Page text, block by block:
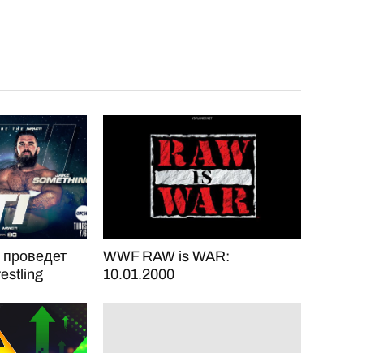
WWF RAW is WAR:
10.01.2000